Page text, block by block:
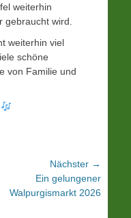
weiterhin
gebraucht wird.
weiterhin viel
schöne
von Familie und
Nächster →
Ein gelungener
Walpurgismarkt 2026